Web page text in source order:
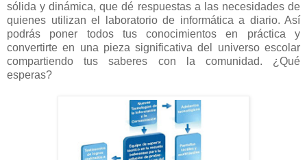
sólida y dinámica, que dé respuestas a las necesidades de
quienes utilizan el laboratorio de informática a diario. Así
podrás poner todos tus conocimientos en práctica y
convertirte en una pieza significativa del universo escolar
compartiendo tus saberes con la comunidad. ¿Qué
esperas?